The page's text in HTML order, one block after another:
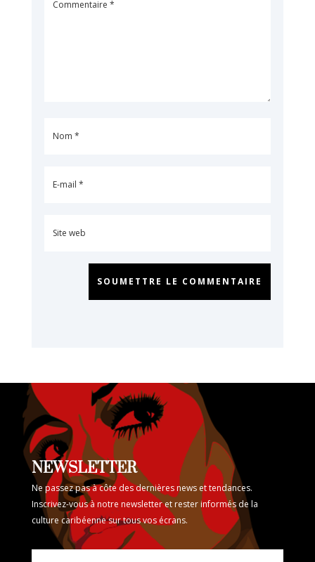
SOUMETTRE LE COMMENTAIRE
NEWSLETTER
Ne passez pas à côte des dernières news et tendances.
Inscrivez-vous à notre newsletter et rester informés de la
culture caribéenne sur tous vos écrans.